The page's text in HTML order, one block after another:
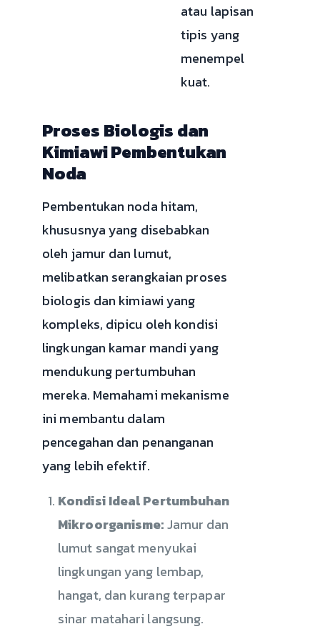
atau lapisan
tipis yang
menempel
kuat.
Proses Biologis dan
Kimiawi Pembentukan
Noda
Pembentukan noda hitam,
khususnya yang disebabkan
oleh jamur dan lumut,
melibatkan serangkaian proses
biologis dan kimiawi yang
kompleks, dipicu oleh kondisi
lingkungan kamar mandi yang
mendukung pertumbuhan
mereka. Memahami mekanisme
ini membantu dalam
pencegahan dan penanganan
yang lebih efektif.
Kondisi Ideal Pertumbuhan
Mikroorganisme:Jamur dan
lumut sangat menyukai
lingkungan yang lembap,
hangat, dan kurang terpapar
sinar matahari langsung.